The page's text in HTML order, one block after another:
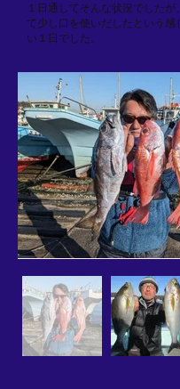
１日通してそんな状況でしたが
て少し口を使いだしたという感
い１日でした。